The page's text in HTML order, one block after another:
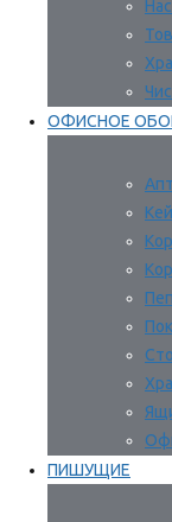
ОФИСНОЕ
ПИШУЩИЕ